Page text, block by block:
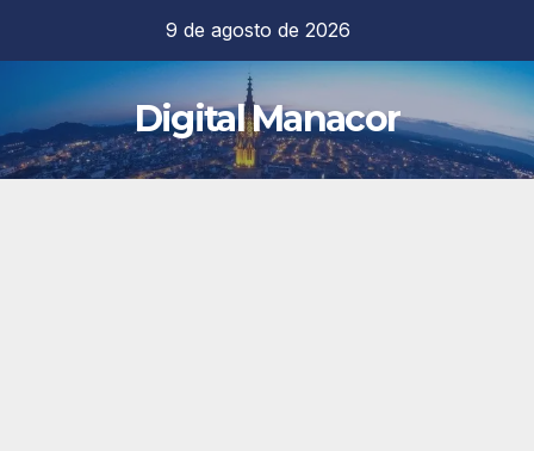
contenido
9 de agosto de 2026
Digital Manacor